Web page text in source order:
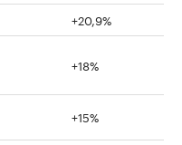
+20,9%
+18%
+15%